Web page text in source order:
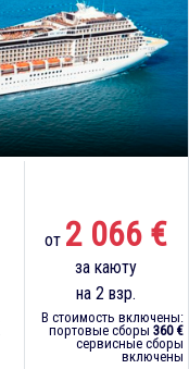
от 2 066 €
за каюту
на 2 взр.
В стоимость включены:
портовые сборы 360 €
сервисные сборы
включены